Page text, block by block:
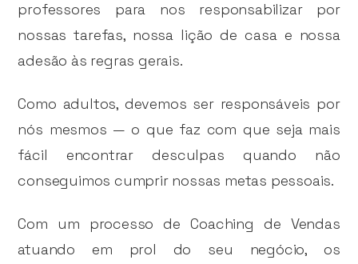
professores para nos responsabilizar por
nossas tarefas, nossa lição de casa e nossa
adesão às regras gerais.
Como adultos, devemos ser responsáveis por
nós mesmos — o que faz com que seja mais
fácil encontrar desculpas quando não
conseguimos cumprir nossas metas pessoais.
Com um processo de Coaching de Vendas
atuando em prol do seu negócio, os